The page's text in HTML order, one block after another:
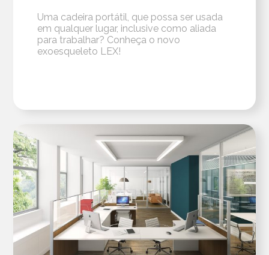
Uma cadeira portátil, que possa ser usada
em qualquer lugar, inclusive como aliada
para trabalhar? Conheça o novo
exoesqueleto LEX!